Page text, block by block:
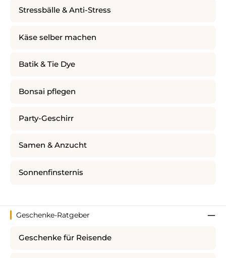
Stressbälle & Anti-Stress
Käse selber machen
Batik & Tie Dye
Bonsai pflegen
Party-Geschirr
Samen & Anzucht
Sonnenfinsternis
Geschenke-Ratgeber
Geschenke für Reisende